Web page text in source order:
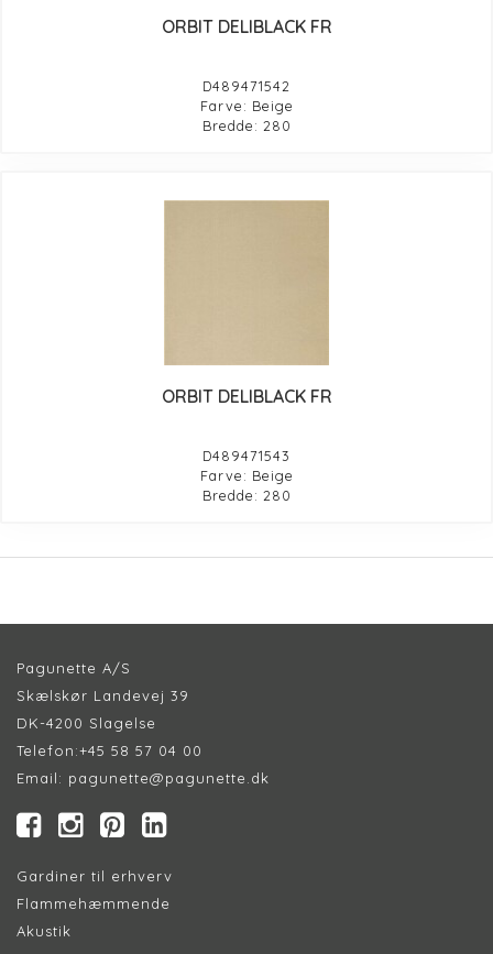
ORBIT DELIBLACK FR
D489471542
Farve: Beige
Bredde: 280
ORBIT DELIBLACK FR
D489471543
Farve: Beige
Bredde: 280
Pagunette A/S
Skælskør Landevej 39
DK-4200 Slagelse
Telefon:+45 58 57 04 00
Email: pagunette@pagunette.dk
Gardiner til erhverv
Flammehæmmende
Akustik